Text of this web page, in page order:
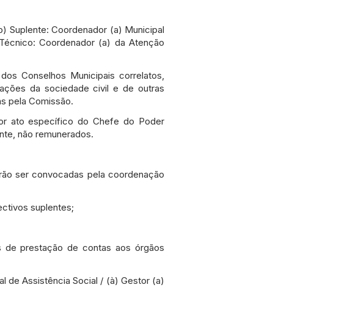
Suplente: Coordenador (a) Municipal
Coordenador (a) da Atenção
Conselhos Municipais correlatos,
da sociedade civil e de outras
pela Comissão.
ato específico do Chefe do Poder
não remunerados.
ser convocadas pela coordenação
suplentes;
de prestação de contas aos órgãos
de Assistência Social / (à) Gestor (a)